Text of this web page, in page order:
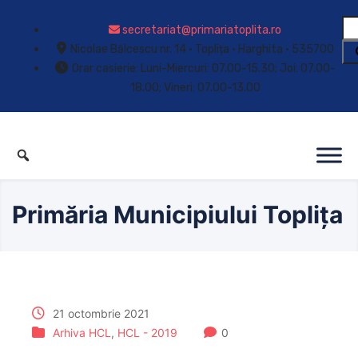
secretariat@primariatoplita.ro
Nicolae Bălcescu nr. 14 • Toplița • Harghita • 535700
Orar casierie: Luni-Miercuri: 07.00-15.30; Joi: 07.00-
18.00; Vineri: 07.00-13.00
Primăria Municipiului Toplița
21 octombrie 2021
Arhiva HCL , HCL - 2019 0